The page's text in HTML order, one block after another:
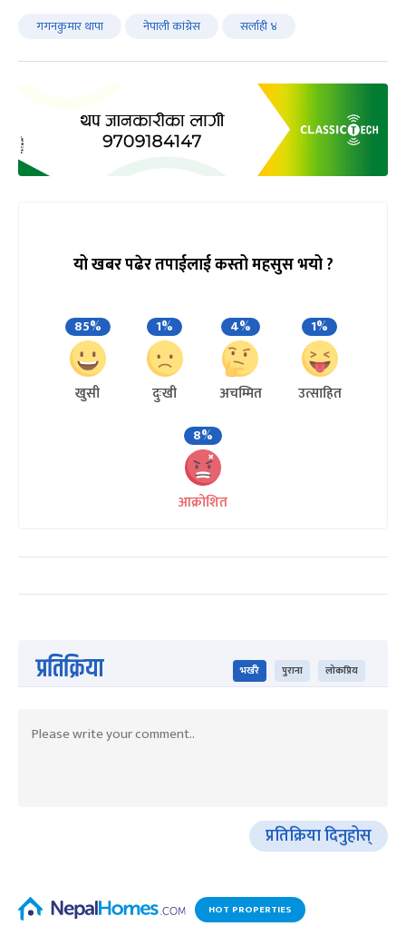
गगनकुमार थापा नेपाली कांग्रेस सर्लाही ४
यो खबर पढेर तपाईलाई कस्तो महसुस भयो ?
85%
खुसी
1%
दुःखी
4%
अचम्मित
1%
उत्साहित
8%
आक्रोशित
प्रतिक्रिया भर्खरै पुराना लोकप्रिय
प्रतिक्रिया दिनुहोस्
HOT PROPERTIES